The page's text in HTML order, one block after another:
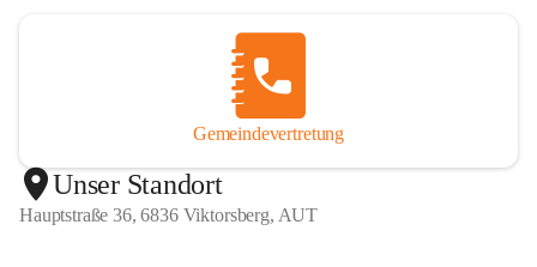
Gemeindevertretung
Unser Standort
Hauptstraße 36, 6836 Viktorsberg, AUT